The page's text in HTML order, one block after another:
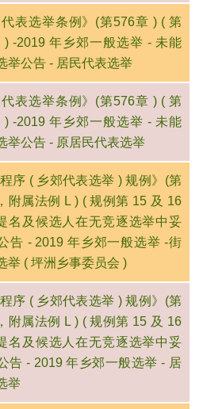
代表选举条例》(第576章 ) ( 第
) -2019 年乡郊一般选举 - 未能
举公告 - 居民代表选举
代表选举条例》(第576章 ) ( 第
) -2019 年乡郊一般选举 - 未能
举公告 - 原居民代表选举
程序 ( 乡郊代表选举 ) 规例》(第
附属法例 L ) ( 规例第 15 及 16
名及候选人在无竞逐选举中妥
告 - 2019 年乡郊一般选举 -街
举 ( 坪洲乡事委员会 )
程序 ( 乡郊代表选举 ) 规例》(第
附属法例 L ) ( 规例第 15 及 16
名及候选人在无竞逐选举中妥
告 - 2019 年乡郊一般选举 - 居
举